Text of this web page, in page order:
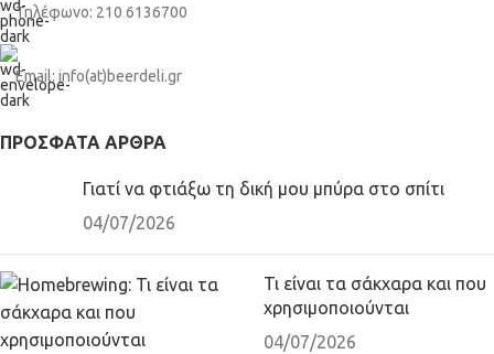
Τηλέφωνο: 210 6136700
Email: info(at)beerdeli.gr
ΠΡΌΣΦΑΤΑ ΆΡΘΡΑ
Γιατί να φτιάξω τη δική μου μπύρα στο σπίτι
04/07/2026
Τι είναι τα σάκχαρα και που
χρησιμοποιούνται
04/07/2026